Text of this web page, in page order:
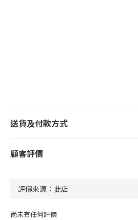
送貨及付款方式
顧客評價
尚未有任何評價